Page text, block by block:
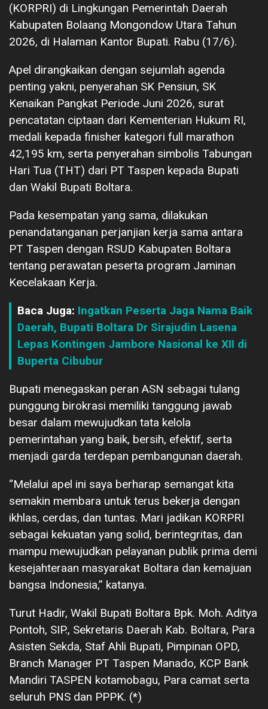
(KORPRI) di Lingkungan Pemerintah Daerah
Kabupaten Bolaang Mongondow Utara Tahun
2026, di Halaman Kantor Bupati. Rabu (17/6).
Apel dirangkaikan dengan sejumlah agenda
penting yakni, penyerahan SK Pensiun, SK
Kenaikan Pangkat Periode Juni 2026, surat
pencatatan ciptaan dari Kementerian Hukum RI,
medali kepada finisher kategori full marathon
42,195 km, serta penyerahan simbolis Tabungan
Hari Tua (THT) dari PT Taspen kepada Bupati
dan Wakil Bupati Boltara.
Pada kesempatan yang sama, dilakukan
penandatanganan perjanjian kerja sama antara
PT Taspen dengan RSUD Kabupaten Boltara
tentang perawatan peserta program Jaminan
Kecelakaan Kerja.
Baca Juga: Ingatkan Peserta Jaga Nama Baik
Daerah, Bupati Boltara Dr Sirajudin Lasena
Lepas Kontingen Jambore Nasional ke XII di
Buperta Cibubur
Bupati menegaskan peran ASN sebagai tulang
punggung birokrasi memiliki tanggung jawab
besar dalam mewujudkan tata kelola
pemerintahan yang baik, bersih, efektif, serta
menjadi garda terdepan pembangunan daerah.
“Melalui apel ini saya berharap semangat kita
semakin membara untuk terus bekerja dengan
ikhlas, cerdas, dan tuntas. Mari jadikan KORPRI
sebagai kekuatan yang solid, berintegritas, dan
mampu mewujudkan pelayanan publik prima demi
kesejahteraan masyarakat Boltara dan kemajuan
bangsa Indonesia,” katanya.
Turut Hadir, Wakil Bupati Boltara Bpk. Moh. Aditya
Pontoh, SIP., Sekretaris Daerah Kab. Boltara, Para
Asisten Sekda, Staf Ahli Bupati, Pimpinan OPD,
Branch Manager PT Taspen Manado, KCP Bank
Mandiri TASPEN kotamobagu, Para camat serta
seluruh PNS dan PPPK. (*)